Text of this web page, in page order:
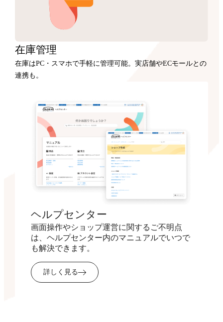
在庫管理
在庫はPC・スマホで手軽に管理可能。実店舗やECモールとの
連携も。
ヘルプセンター
画面操作やショップ運営に関するご不明点
は、ヘルプセンター内のマニュアルでいつで
も解決できます。
詳しく見る